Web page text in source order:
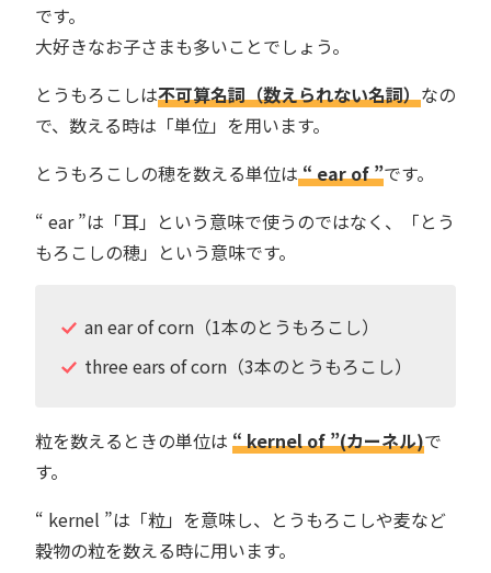
です。
大好きなお子さまも多いことでしょう。
とうもろこしは不可算名詞（数えられない名詞）なの
で、数える時は「単位」を用います。
とうもろこしの穂を数える単位は“ ear of ”です。
“ ear ”は「耳」という意味で使うのではなく、「とう
もろこしの穂」という意味です。
an ear of corn（1本のとうもろこし）
three ears of corn（3本のとうもろこし）
粒を数えるときの単位は “ kernel of ”(カーネル)で
す。
“ kernel ”は「粒」を意味し、とうもろこしや麦など
穀物の粒を数える時に用います。